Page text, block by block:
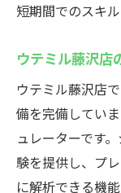
短期間でのスキ
ウテミル藤沢店
ウテミル藤沢店
備を完備してい
ュレーターです
験を提供し、プ
に解析できる機